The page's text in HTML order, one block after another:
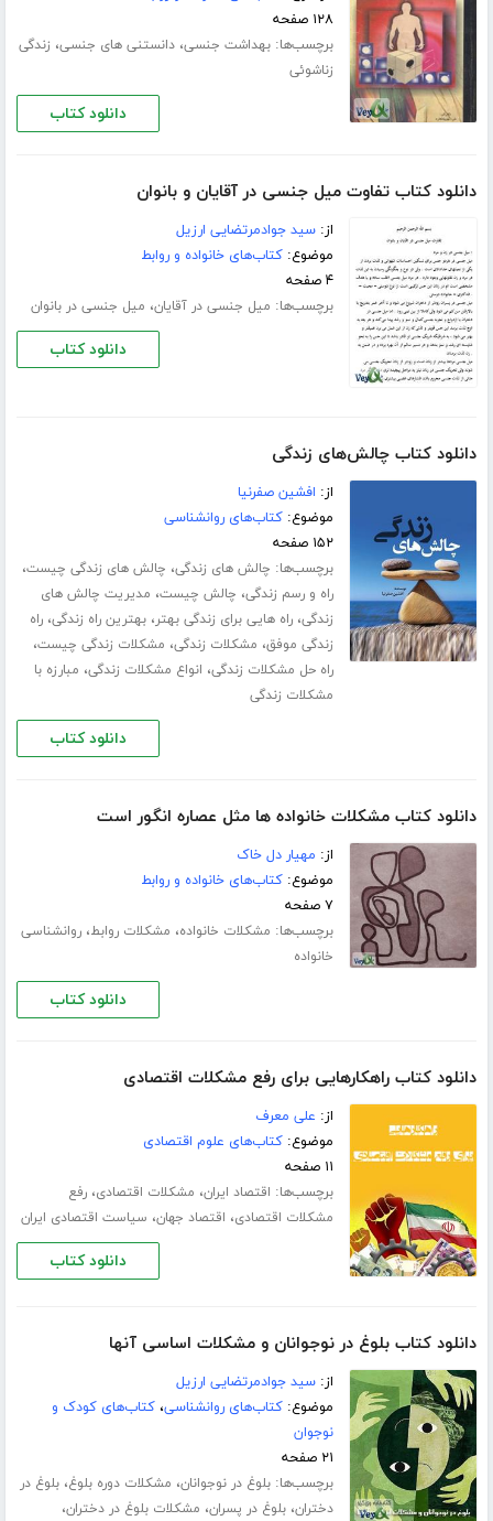
۱۲۸ صفحه
برچسب‌ها:بهداشت جنسی،دانستنی های جنسی، زندگی
زناشوئی
دانلود کتاب
دانلود کتاب تفاوت میل جنسی در آقایان و بانوان
از:سید جوادمرتضایی ارزیل
موضوع:کتاب‌های خانواده و روابط
۴ صفحه
برچسب‌ها: میل جنسی در آقایان، میل جنسی در بانوان
دانلود کتاب
دانلود کتاب چالش‌های زندگی
از: افشین صفرنیا
موضوع:کتاب‌های روانشناسی
۱۵۲ صفحه
برچسب‌ها: چالش های زندگی، چالش های زندگی چیست،
راه و رسم زندگی، چالش چیست، مدیریت چالش های
زندگی،راه هایی برای زندگی بهتر،بهترین راه زندگی،راه
زندگی موفق، مشکلات زندگی، مشکلات زندگی چیست،
راه حل مشکلات زندگی، انواع مشکلات زندگی، مبارزه با
مشکلات زندگی
دانلود کتاب
دانلود کتاب مشکلات خانواده ها مثل عصاره انگور است
از: مهیار دل خاک
موضوع:کتاب‌های خانواده و روابط
۷ صفحه
برچسب‌ها: مشکلات خانواده، مشکلات روابط،روانشناسی
خانواده
دانلود کتاب
دانلود کتاب راهکارهایی برای رفع مشکلات اقتصادی
از: علی معرف
موضوع:کتاب‌های علوم اقتصادی
۱۱ صفحه
برچسب‌ها: اقتصاد ایران، مشکلات اقتصادی،رفع
مشکلات اقتصادی، اقتصاد جهان، سیاست اقتصادی ایران
دانلود کتاب
دانلود کتاب بلوغ در نوجوانان و مشکلات اساسی آنها
از:سید جوادمرتضایی ارزیل
موضوع:کتاب‌های روانشناسی،کتاب‌های کودک و
نوجوان
۲۱ صفحه
برچسب‌ها:بلوغ در نوجوانان، مشکلات دوره بلوغ،بلوغ در
دختران،بلوغ در پسران، مشکلات بلوغ در دختران،